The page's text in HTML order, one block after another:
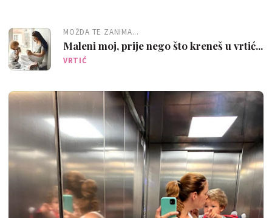
MOŽDA TE ZANIMA...
Maleni moj, prije nego što kreneš u vrtić...
VRTIĆ